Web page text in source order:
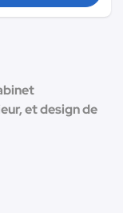
et design de